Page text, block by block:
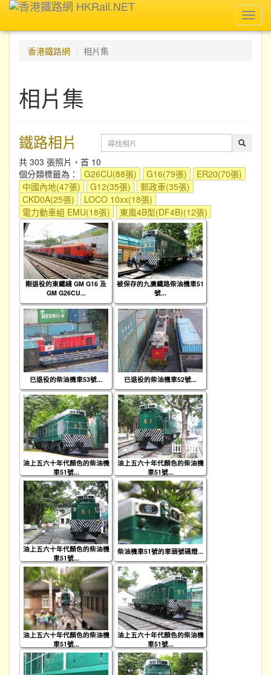
香港鐵路網
相片集
相片集
鐵路相片
共 303 張照片，首 10
個分類標籤為：
G26CU(88張) G16(79張)
ER20(70張)
中國內地(47張)
G12(35張)
郵政車(35張)
CKD0A(25張)
LOCO 10xx(18張)
電力動車組 EMU(18張)
東風4B型(DF4B)(12張)
剛退役的東鐵綫 GM G16 及
GM G26CU...
被保存的九廣鐵路柴油機車51
號...
已退役的柴油機車53號... 已退役的柴油機車52號...
油上五六十年代顏色的柴油機
車51號...
油上五六十年代顏色的柴油機
車51號...
油上五六十年代顏色的柴油機
車51號...
柴油機車51號的車頭號碼燈...
油上五六十年代顏色的柴油機
車51號...
油上五六十年代顏色的柴油機
車51號...